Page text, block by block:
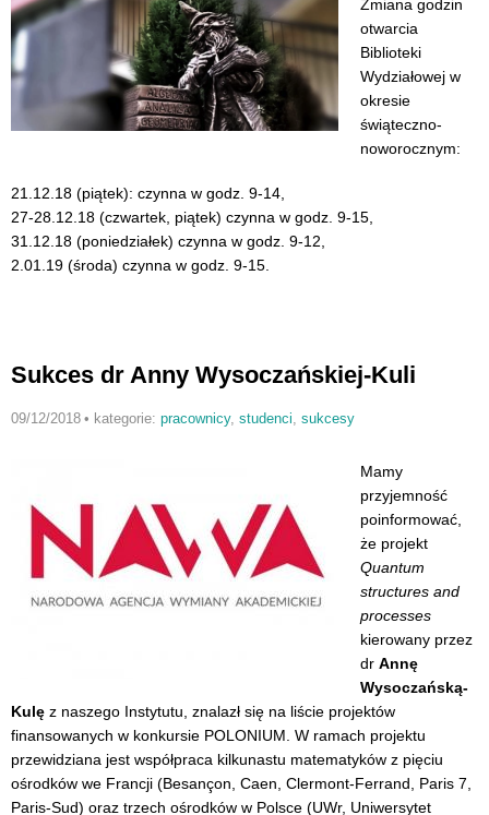
Zmiana godzin
otwarcia
Biblioteki
Wydziałowej w
okresie
świąteczno-
noworocznym:
21.12.18 (piątek): czynna w godz. 9-14,
27-28.12.18 (czwartek, piątek) czynna w godz. 9-15,
31.12.18 (poniedziałek) czynna w godz. 9-12,
2.01.19 (środa) czynna w godz. 9-15.
Sukces dr Anny Wysoczańskiej-Kuli
09/12/2018 • kategorie: pracownicy, studenci sukcesy
Mamy
przyjemność
poinformować,
że projekt
Quantum
structures and
processes
kierowany przez
dr Annę
Wysoczańską-
Kulę z naszego Instytutu, znalazł się na liście projektów
finansowanych w konkursie POLONIUM. W ramach projektu
przewidziana jest współpraca kilkunastu matematyków z pięciu
ośrodków we Francji (Besançon, Caen, Clermont-Ferrand, Paris 7,
Paris-Sud) oraz trzech ośrodków w Polsce (UWr, Uniwersytet